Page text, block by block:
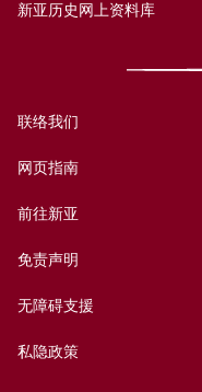
新亚历史网上资料库
联络我们
网页指南
前往新亚
免责声明
无障碍支援
私隐政策